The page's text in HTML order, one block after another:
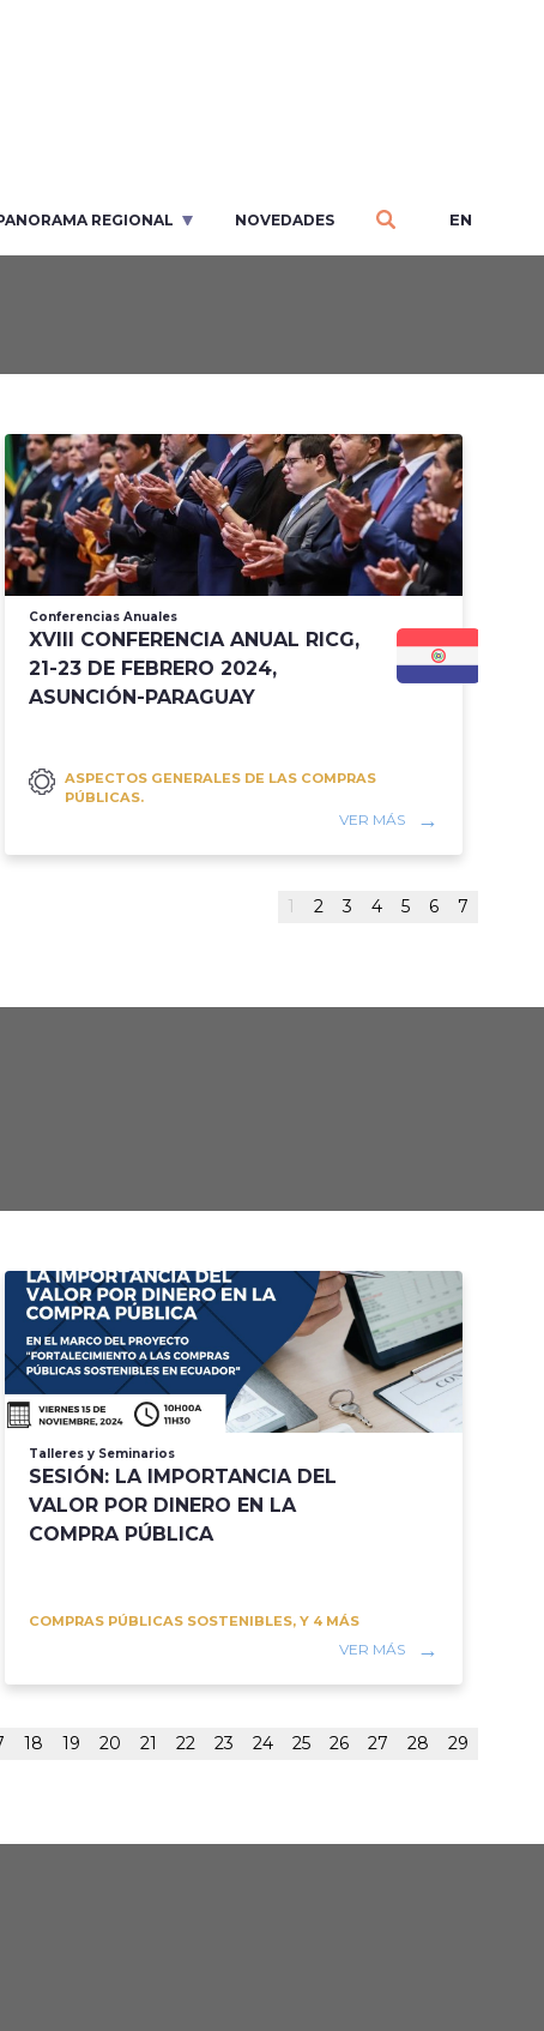
REGIONAL NOVEDADES EN
Conferencias Anuales
XVIII CONFERENCIA ANUAL RICG,
21-23 DE FEBRERO 2024,
ASUNCIÓN-PARAGUAY
ASPECTOS GENERALES DE LAS COMPRAS
PÚBLICAS.
VER MÁS
1 2 3 4 5 6 7
Talleres y Seminarios
SESIÓN: LA IMPORTANCIA DEL
VALOR POR DINERO EN LA
COMPRA PÚBLICA
COMPRAS PÚBLICAS SOSTENIBLES, Y 4 MÁS
VER MÁS
18 19 20 21 22 23 24 25 26 27 28 29